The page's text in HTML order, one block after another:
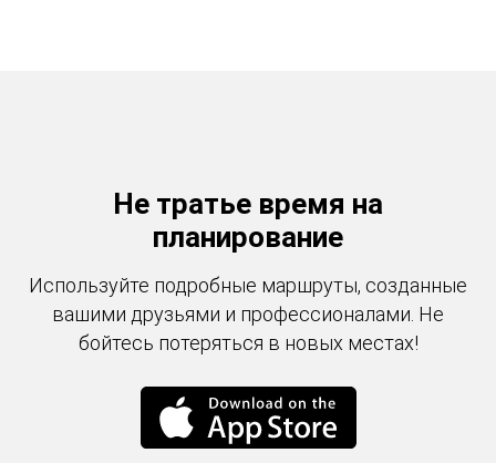
Не тратье время на
планирование
Используйте подробные маршруты, созданные
вашими друзьями и профессионалами. Не
бойтесь потеряться в новых местах!